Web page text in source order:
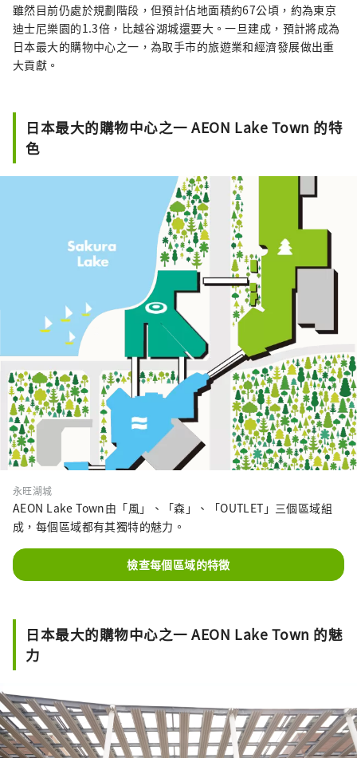
雖然目前仍處於規劃階段，但預計佔地面積約67公頃，約為東京
迪士尼樂園的1.3倍，比越谷湖城還要大。一旦建成，預計將成為
日本最大的購物中心之一，為取手市的旅遊業和經濟發展做出重
大貢獻。
日本最大的購物中心之一 AEON Lake Town 的特
色
永旺湖城
AEON Lake Town由「風」、「森」、「OUTLET」三個區域組
成，每個區域都有其獨特的魅力。
檢查每個區域的特徵
日本最大的購物中心之一 AEON Lake Town 的魅
力